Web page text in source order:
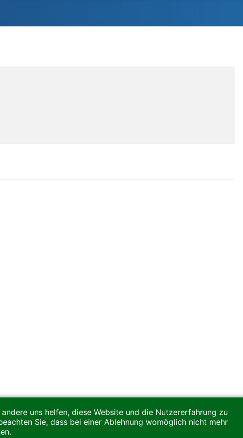
uns helfen, diese Website und die Nutzererfahrung zu
Sie, dass bei einer Ablehnung womöglich nicht mehr